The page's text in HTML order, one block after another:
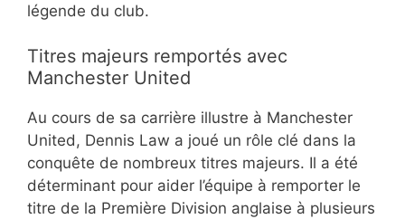
légende du club.
Titres majeurs remportés avec
Manchester United
Au cours de sa carrière illustre à Manchester
United, Dennis Law a joué un rôle clé dans la
conquête de nombreux titres majeurs. Il a été
déterminant pour aider l’équipe à remporter le
titre de la Première Division anglaise à plusieurs